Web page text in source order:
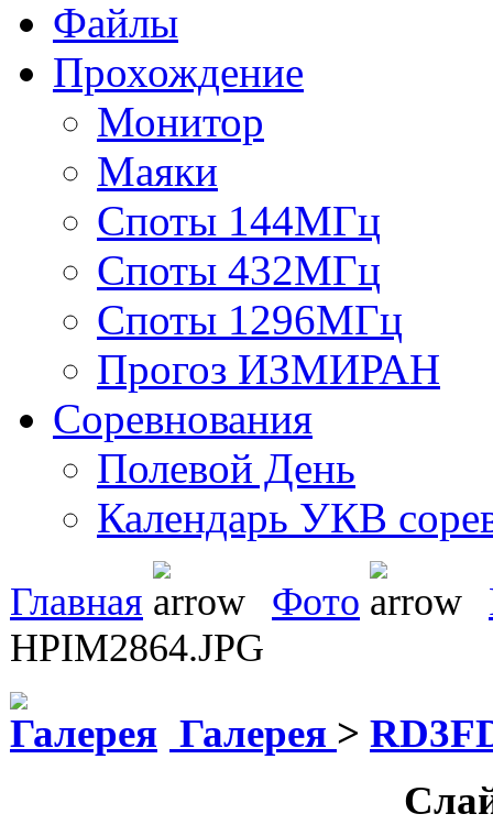
Файлы
Прохождение
Монитор
Маяки
Споты 144МГц
Споты 432МГц
Споты 1296МГц
Прогоз ИЗМИРАН
Соревнования
Полевой День
Календарь УКВ
Главная Фото
HPIM2864.JPG
Галерея >